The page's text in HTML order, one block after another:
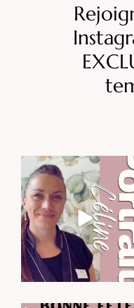
LE PORTRAIT DU MOIS
Véritable
13 0